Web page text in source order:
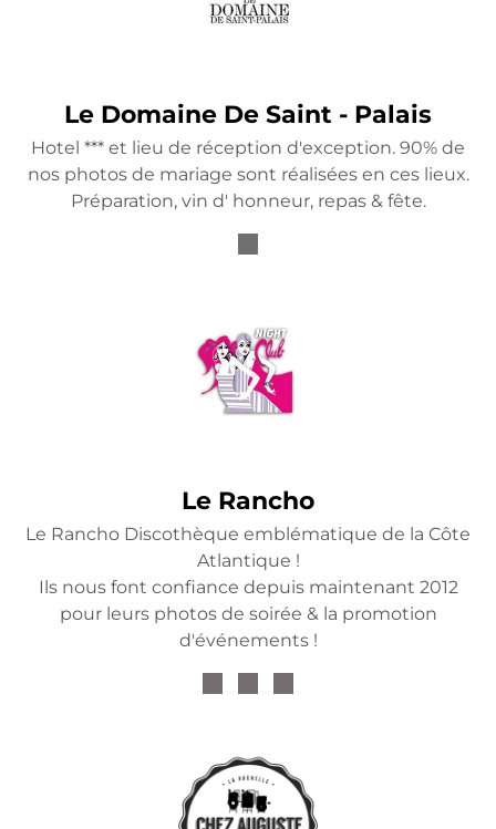
Le Domaine De Saint - Palais
Hotel *** et lieu de réception d'exception. 90% de
nos photos de mariage sont réalisées en ces lieux.
Préparation, vin d' honneur, repas & fête.
Le Rancho
Le Rancho Discothèque emblématique de la Côte
Atlantique !
Ils nous font confiance depuis maintenant 2012
pour leurs photos de soirée & la promotion
d'événements !